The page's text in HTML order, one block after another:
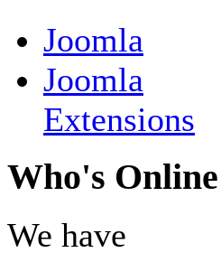
Joomla
Joomla
Extensions
Who's Online
We have